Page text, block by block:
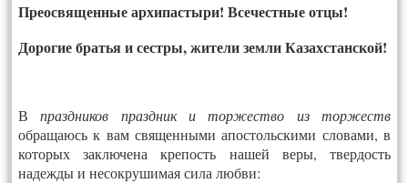
Преосвященные архипастыри! Всечестные отцы!
Дорогие братья и сестры, жители земли Казахстанской!
Впраздников праздник и торжество из торжеств
обращаюсь к вам священными апостольскими словами, в
которых заключена крепость нашей веры, твердость
надежды и несокрушимая сила любви: